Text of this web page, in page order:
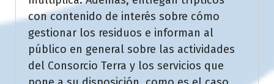
con contenido de interés sobre cómo
gestionar los residuos e informan al
público en general sobre las actividades
del Consorcio Terra y los servicios que